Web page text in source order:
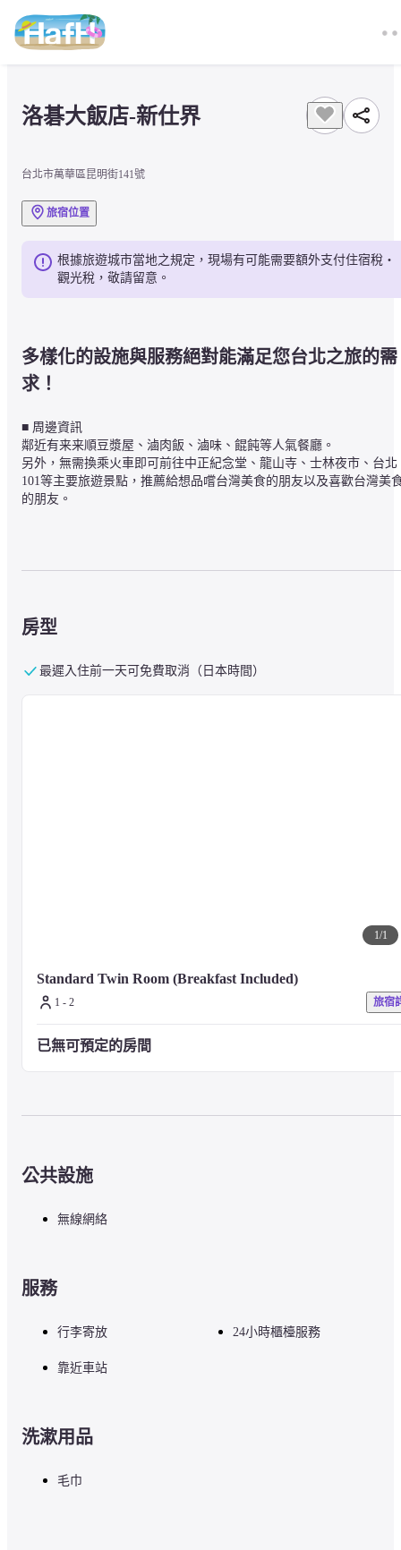
洛碁大飯店-新仕界
台北市萬華區昆明街141號
旅宿位置
根據旅遊城市當地之規定，現場有可能需要額外支付住宿稅・
觀光稅，敬請留意。
多樣化的設施與服務絕對能滿足您台北之旅的需
求！
■ 周邊資訊
鄰近有来来順豆漿屋、滷肉飯、滷味、餛飩等人氣餐廳。
另外，無需換乘火車即可前往中正紀念堂、龍山寺、士林夜市、台北
101等主要旅遊景點，推薦給想品嚐台灣美食的朋友以及喜歡台灣美
的朋友。
■ 關於客房
房型
最遲入住前一天可免費取消（日本時間）
1/1
Standard Twin Room (Breakfast Included)
1 - 2 旅宿
已無可預定的房間
公共設施
無線網絡
服務
行李寄放 24小時櫃檯服務
靠近車站
洗漱用品
毛巾